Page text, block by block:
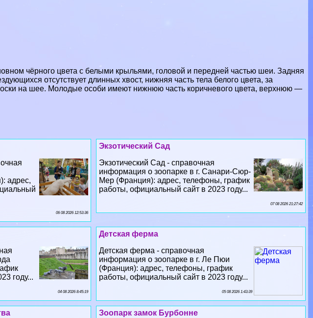
чёрного цвета с белыми крыльями, головой и передней частью шеи. Задняя
отсутствует длинных хвост, нижняя часть тела белого цвета, за
на шее. Молодые особи имеют нижнюю часть коричневого цвета, верхнюю —
Экзотический Сад
Экзотический Сад - справочная
информация о зоопарке в г. Санари-Сюр-
Мер (Франция): адрес, телефоны, график
работы, официальный сайт в 2023 году...
07 08 2026 21:27:42
адрес,
06 08 2026 12:53:36
Детская ферма
Детская ферма - справочная
информация о зоопарке в г. Ле Пюи
(Франция): адрес, телефоны, график
работы, официальный сайт в 2023 году...
05 08 2026 1:43:39
году...
04 08 2026 8:45:19
Зоопарк замок Бурбонне